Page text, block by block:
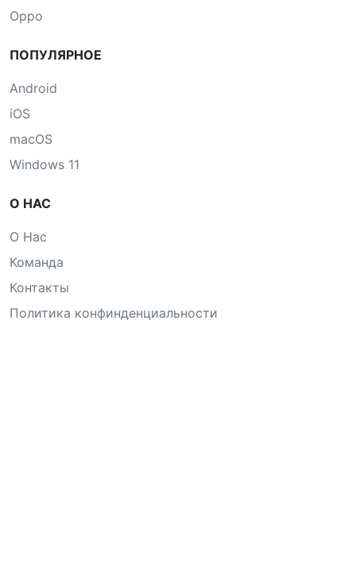
Oppo
ПОПУЛЯРНОЕ
Android
iOS
macOS
Windows 11
О НАС
О Нас
Команда
Контакты
Политика конфинденциальности